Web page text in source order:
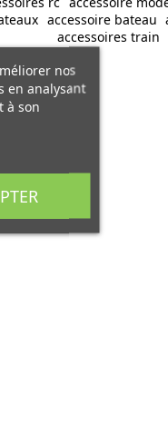
accessoire bateau
accessoires train
nos
en analysant
à son